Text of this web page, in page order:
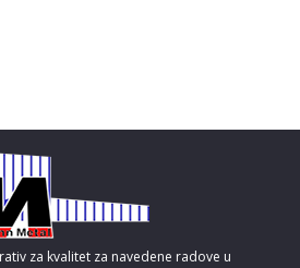
za kvalitet za navedene radove u